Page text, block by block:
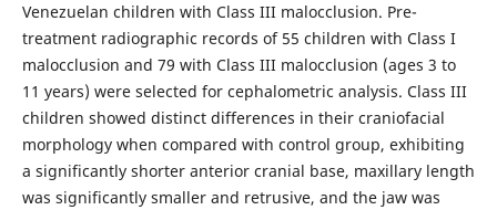
Venezuelan children with Class III malocclusion. Pre-
treatment radiographic records of 55 children with Class I
malocclusion and 79 with Class III malocclusion (ages 3 to
11 years) were selected for cephalometric analysis. Class III
children showed distinct differences in their craniofacial
morphology when compared with control group, exhibiting
a significantly shorter anterior cranial base, maxillary length
was significantly smaller and retrusive, and the jaw was